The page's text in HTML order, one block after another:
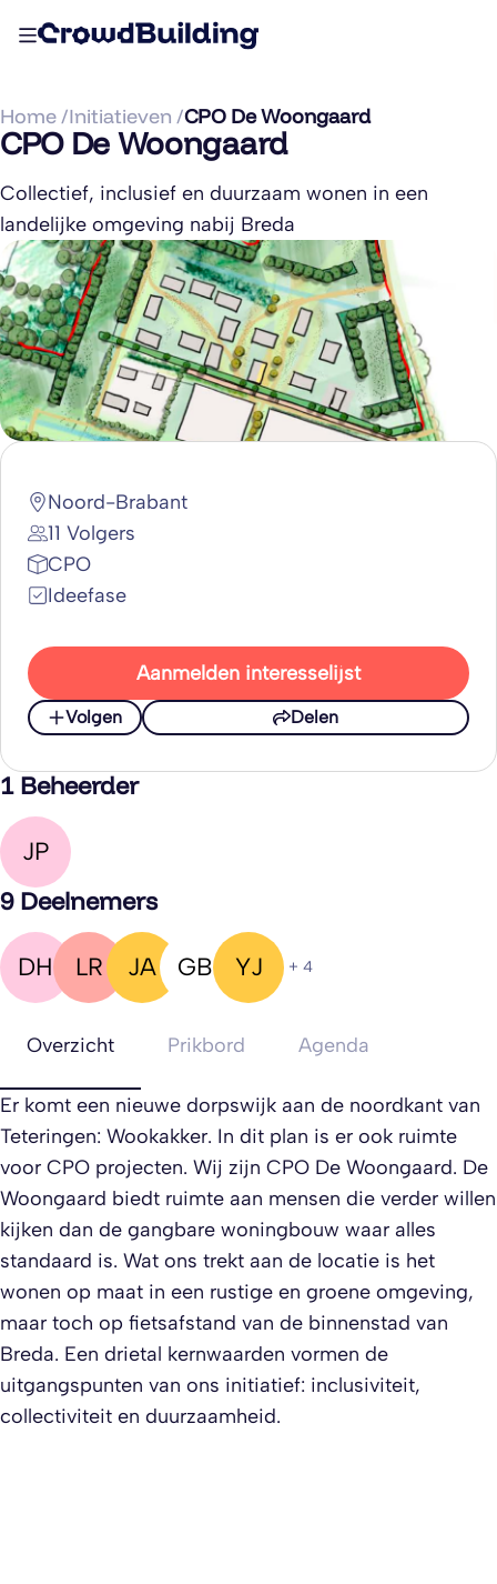
Home /Initiatieven /CPO De Woongaard
CPO De Woongaard
Collectief, inclusief en duurzaam wonen in een
landelijke omgeving nabij Breda
Noord-Brabant
11 Volgers
CPO
Ideefase
Aanmelden interesselijst
Volgen Delen
1 Beheerder
JP
9 Deelnemers
DH LR JA GB YJ + 4
Overzicht Prikbord Agenda
Er komt een nieuwe dorpswijk aan de noordkant van
Teteringen: Wookakker. In dit plan is er ook ruimte
voor CPO projecten. Wij zijn CPO De Woongaard. De
Woongaard biedt ruimte aan mensen die verder willen
kijken dan de gangbare woningbouw waar alles
standaard is. Wat ons trekt aan de locatie is het
wonen op maat in een rustige en groene omgeving,
maar toch op fietsafstand van de binnenstad van
Breda. Een drietal kernwaarden vormen de
uitgangspunten van ons initiatief: inclusiviteit,
collectiviteit en duurzaamheid.